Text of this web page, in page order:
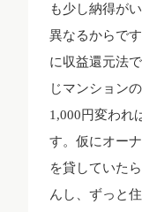
も少し納得が
異なるからで
に収益還元法
じマンション
1,000円変われ
す。仮にオー
を貸していた
んし、ずっと